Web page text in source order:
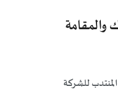
والمقامة
للشركة